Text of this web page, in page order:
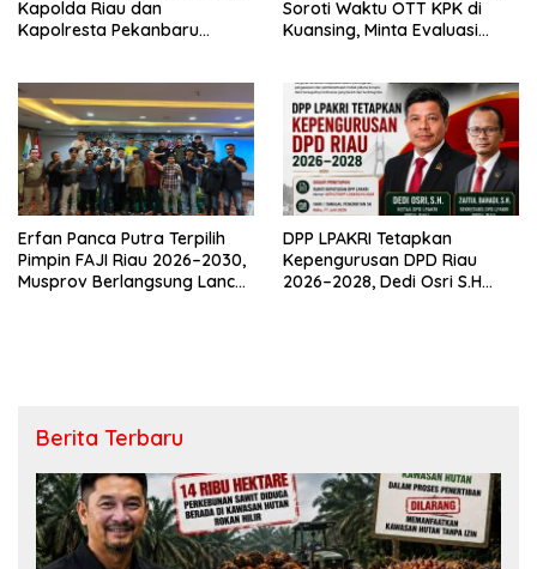
Kapolda Riau dan
Kapolresta Pekanbaru
Sekretaris PKC PMII Riau
Soroti Waktu OTT KPK di
Kuansing, Minta Evaluasi
Erfan Panca Putra Terpilih
Pimpin FAJI Riau 2026–2030,
Musprov Berlangsung Lancar
DPP LPAKRI Tetapkan
Kepengurusan DPD Riau
2026–2028, Dedi Osri S.H
Berita Terbaru